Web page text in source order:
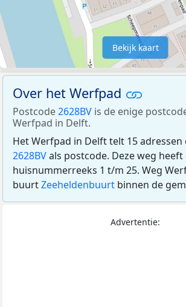
Bekijk kaart
Over het Werfpad
Postcode2628BV is de enige
Werfpad in Delft.
Het Werfpad in Delft telt 15 adressen
2628BVals postcode. Deze weg heeft
huisnummerreeks 1 t/m 25. Weg
buurtZeeheldenbuurt binnen de
Advertentie: